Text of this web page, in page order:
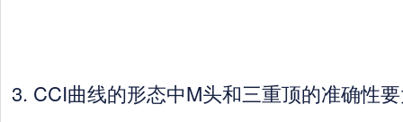
3. CCI曲线的形态中M头和三重顶的准确性